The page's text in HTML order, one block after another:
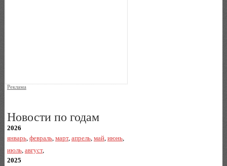
Реклама
Новости по годам
2026
январь, февраль, март, апрель, май, июнь,
июль, август,
2025